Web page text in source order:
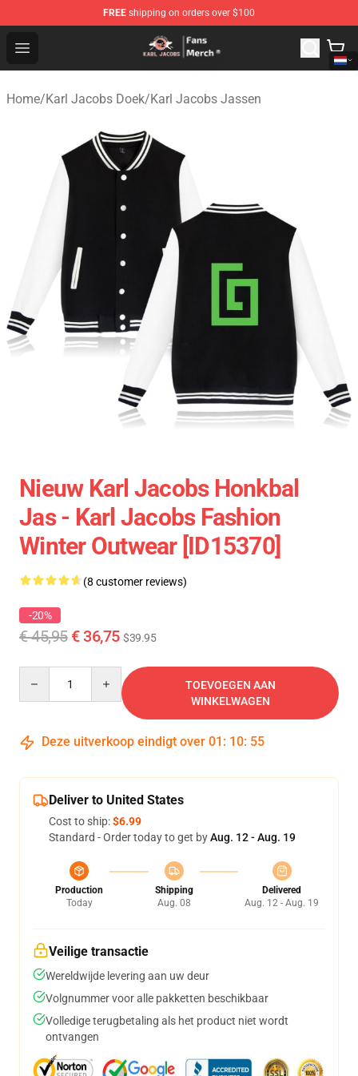
FREE shipping on orders over $100
Open menu
Karl Jacobs Store - Official Karl Jacobs Merchandise
Home/Karl Jacobs Doek/Karl Jacobs Jassen
Nieuw Karl Jacobs Honkbal
Jas - Karl Jacobs Fashion
Winter Outwear [ID15370]
(8 customer reviews)
-20%
€ 45,95 € 36,75 $39.95
TOEVOEGEN AAN
WINKELWAGEN
Deze uitverkoop eindigt over 01 : 10: 54
Deliver to United States
Cost to ship:$6.99
Standard - Order today to get byAug. 12 - Aug. 19
Production
Today
Shipping
Aug. 08
Delivered
Aug. 12 - Aug. 19
Veilige transactie
Wereldwijde levering aan uw deur
Volgnummer voor alle pakketten beschikbaar
Volledige terugbetaling als het product niet wordt
ontvangen